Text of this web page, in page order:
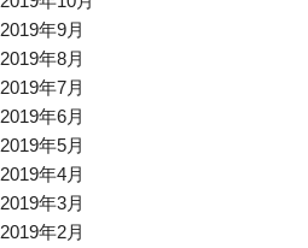
2019年9月
2019年8月
2019年7月
2019年6月
2019年5月
2019年4月
2019年3月
2019年2月